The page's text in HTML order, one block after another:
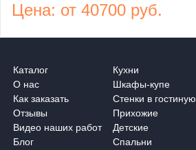
Цена: от 40700 руб.
Каталог
О нас
Как заказать
Отзывы
Видео наших работ
Блог
Кухни
Шкафы-купе
Стенки в гостиную
Прихожие
Детские
Спальни